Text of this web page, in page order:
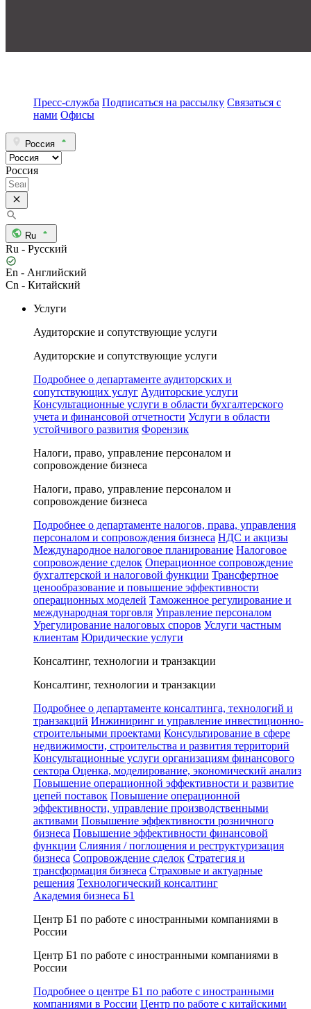
Пресс-служба Подписаться на рассылку Связаться с
нами Офисы
Россия
Россия
Ru
Ru - Русский
En - Английский
Cn - Китайский
Услуги
Аудиторские и сопутствующие услуги
Аудиторские и сопутствующие услуги
Подробнее о департаменте аудиторских и
сопутствующих услуг Аудиторские услуги
Консультационные услуги в области бухгалтерского
учета и финансовой отчетности Услуги в области
устойчивого развития Форензик
Налоги, право, управление персоналом и
сопровождение бизнеса
Налоги, право, управление персоналом и
сопровождение бизнеса
Подробнее о департаменте налогов, права, управления
персоналом и сопровождения бизнеса НДС и акцизы
Международное налоговое планирование Налоговое
сопровождение сделок Операционное сопровождение
бухгалтерской и налоговой функции Трансфертное
ценообразование и повышение эффективности
операционных моделей Таможенное регулирование и
международная торговля Управление персоналом
Урегулирование налоговых споров Услуги частным
клиентам Юридические услуги
Консалтинг, технологии и транзакции
Консалтинг, технологии и транзакции
Подробнее о департаменте консалтинга, технологий и
транзакций Инжиниринг и управление инвестиционно-
строительными проектами Консультирование в сфере
недвижимости, строительства и развития территорий
Консультационные услуги организациям финансового
сектора Оценка, моделирование, экономический анализ
Повышение операционной эффективности и развитие
цепей поставок Повышение операционной
эффективности, управление производственными
активами Повышение эффективности розничного
бизнеса Повышение эффективности финансовой
функции Слияния / поглощения и реструктуризация
бизнеса Сопровождение сделок Стратегия и
трансформация бизнеса Страховые и актуарные
решения Технологический консалтинг
Академия бизнеса Б1
Центр Б1 по работе с иностранными компаниями в
России
Центр Б1 по работе с иностранными компаниями в
России
Подробнее о центре Б1 по работе с иностранными
компаниями в России Центр по работе с китайскими